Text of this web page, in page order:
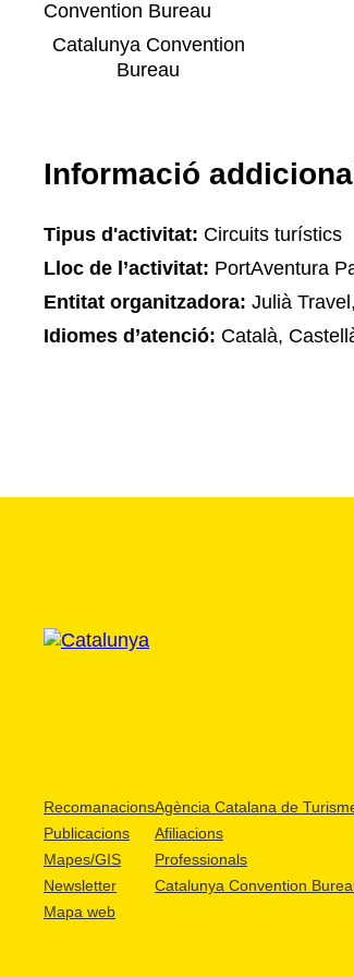
Catalunya Convention
Bureau
Informació
Tipus d'activitat: Circuits turístics
Lloc de l’activitat: PortAventura
Entitat organitzadora: Julià
Idiomes d’atenció: Català,
Recomanacions
Publicacions
Mapes/GIS
Newsletter
Mapa web
Agència Catalana de
Afiliacions
Professionals
Catalunya Convention